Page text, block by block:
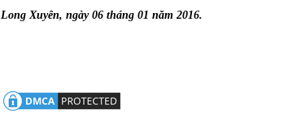
Long Xuyên, ngày 06 tháng 01 năm 2016.